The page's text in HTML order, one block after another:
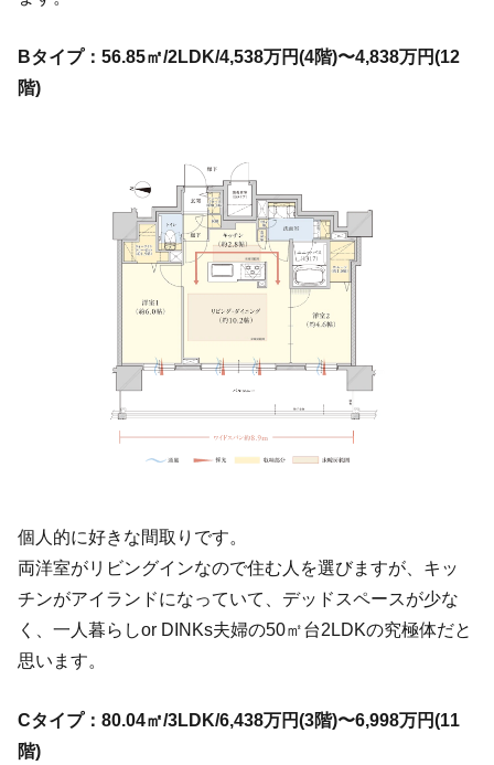
Bタイプ：56.85㎡/2LDK/4,538万円(4階)〜4,838万円(12
階)
個人的に好きな間取りです。
両洋室がリビングインなので住む人を選びますが、キッ
チンがアイランドになっていて、デッドスペースが少な
く、一人暮らしor DINKs夫婦の50㎡台2LDKの究極体だと
思います。
Cタイプ：80.04㎡/3LDK/6,438万円(3階)〜6,998万円(11
階)